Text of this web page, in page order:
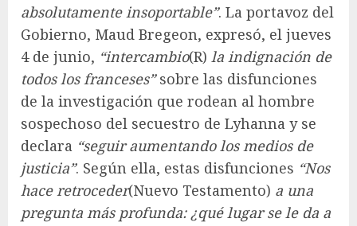
absolutamente insoportable”. La portavoz del
Gobierno, Maud Bregeon, expresó, el jueves
4 de junio, “intercambio(R) la indignación de
todos los franceses”sobre las disfunciones
de la investigación que rodean al hombre
sospechoso del secuestro de Lyhanna y se
declara “seguir aumentando los medios de
justicia”. Según ella, estas disfunciones “Nos
hace retroceder(Nuevo Testamento) a una
pregunta más profunda: ¿qué lugar se le da a